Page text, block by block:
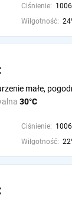
Ciśnienie:
Wilgotność:
30°C
małe,
Ciśnienie:
Wilgotność: